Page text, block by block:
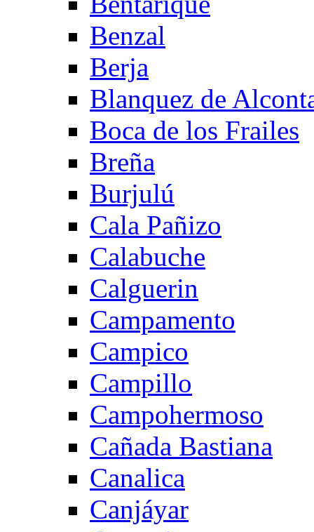
Benzal
Berja
Blanquez de
Boca de los Frailes
Breña
Burjulú
Cala Pañizo
Calabuche
Calguerin
Campamento
Campico
Campillo
Campohermoso
Cañada Bastiana
Canalica
Canjáyar